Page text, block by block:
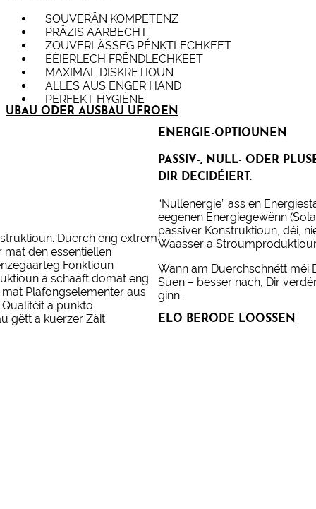
SOUVERÄN KOMPETENZ
PRÄZIS AARBECHT
ZOUVERLÄSSEG PÉNKTLECHKEET
ÉÈIERLECH FRËNDLECHKEET
MAXIMAL DISKRETIOUN
ALLES AUS ENGER HAND
PERFEKT HYGIÈNE
UBAU ODER AUSBAU UFROEN
Duerch eng extrem
mat den essentiellen
Fonktioun
a schaaft domat eng
Plafongselementer aus
a punkto
gëtt a kuerzer Zäit
ENERGIE-OPTIOUNEN
PASSIV-, NULL- ODER
DIR DECIDÉIERT.
“Nullenergie” ass en
eegenen Energiegewënn
passiver Konstruktioun, déi,
Waasser a
Wann am Duerchschnëtt méi
Suen – besser nach, Dir
ginn.
ELO BERODE LOOSSEN